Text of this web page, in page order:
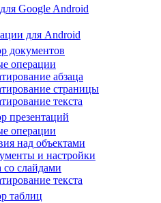
Google Android
для Android
документов
операции
абзаца
страницы
текста
презентаций
операции
над объектами
и настройки
со слайдами
текста
таблиц